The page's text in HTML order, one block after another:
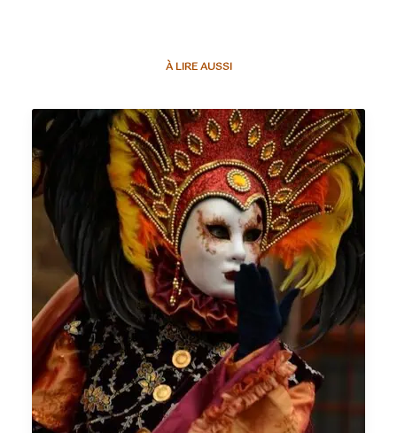
À LIRE AUSSI